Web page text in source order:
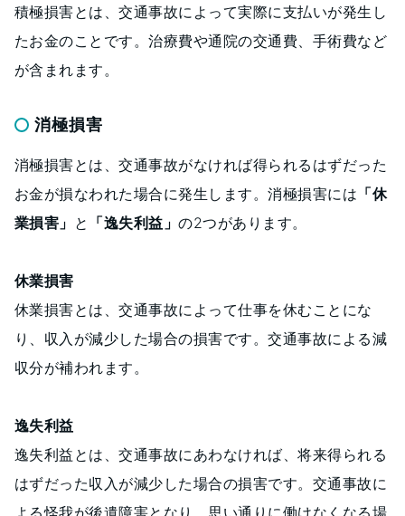
積極損害とは、交通事故によって実際に支払いが発生し
たお金のことです。治療費や通院の交通費、手術費など
が含まれます。
消極損害
消極損害とは、交通事故がなければ得られるはずだった
お金が損なわれた場合に発生します。消極損害には 「休
業損害」 と 「逸失利益」の2つがあります。
休業損害
休業損害とは、交通事故によって仕事を休むことにな
り、収入が減少した場合の損害です。交通事故による減
収分が補われます。
逸失利益
逸失利益とは、交通事故にあわなければ、将来得られる
はずだった収入が減少した場合の損害です。交通事故に